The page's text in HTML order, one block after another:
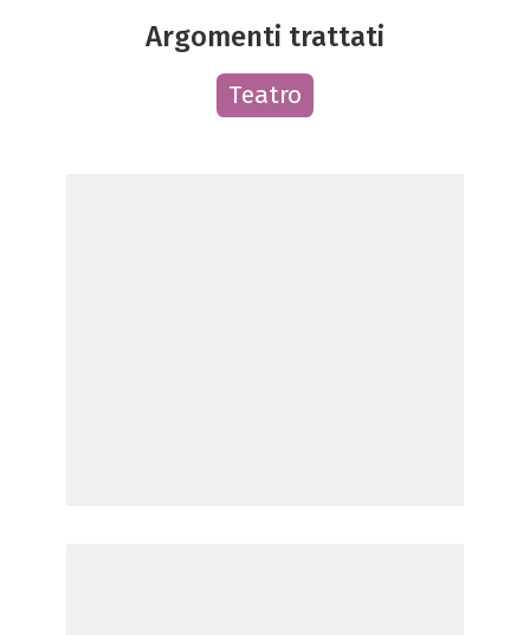
Argomenti trattati
Teatro